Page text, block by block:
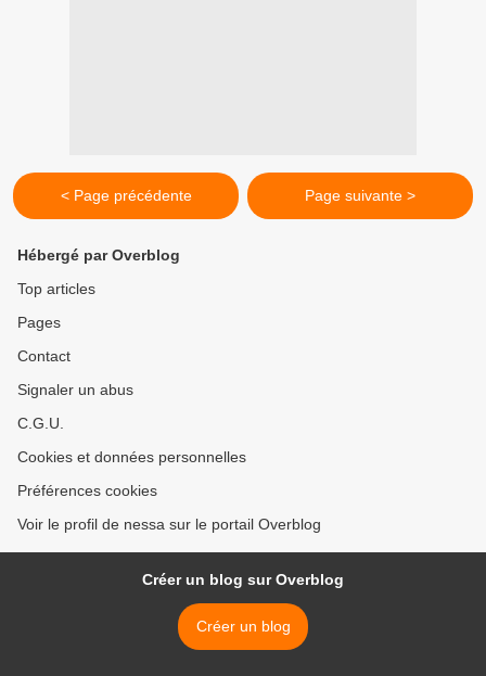
< Page précédente Page suivante >
Hébergé par Overblog
Top articles
Pages
Contact
Signaler un abus
C.G.U.
Cookies et données personnelles
Préférences cookies
Voir le profil de nessa sur le portail Overblog
Créer un blog sur Overblog
Créer un blog